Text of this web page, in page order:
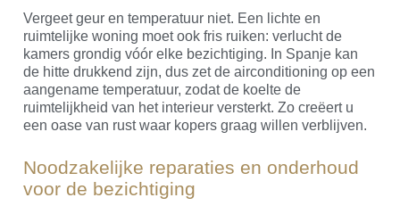
Vergeet geur en temperatuur niet. Een lichte en
ruimtelijke woning moet ook fris ruiken: verlucht de
kamers grondig vóór elke bezichtiging. In Spanje kan
de hitte drukkend zijn, dus zet de airconditioning op een
aangename temperatuur, zodat de koelte de
ruimtelijkheid van het interieur versterkt. Zo creëert u
een oase van rust waar kopers graag willen verblijven.
Noodzakelijke reparaties en onderhoud
voor de bezichtiging